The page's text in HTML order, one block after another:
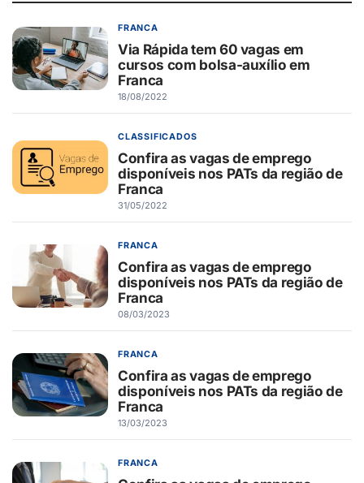
FRANCA
Via Rápida tem 60 vagas em
cursos com bolsa-auxílio em
Franca
18/08/2022
CLASSIFICADOS
Confira as vagas de emprego
disponíveis nos PATs da região de
Franca
31/05/2022
FRANCA
Confira as vagas de emprego
disponíveis nos PATs da região de
Franca
08/03/2023
FRANCA
Confira as vagas de emprego
disponíveis nos PATs da região de
Franca
13/03/2023
FRANCA